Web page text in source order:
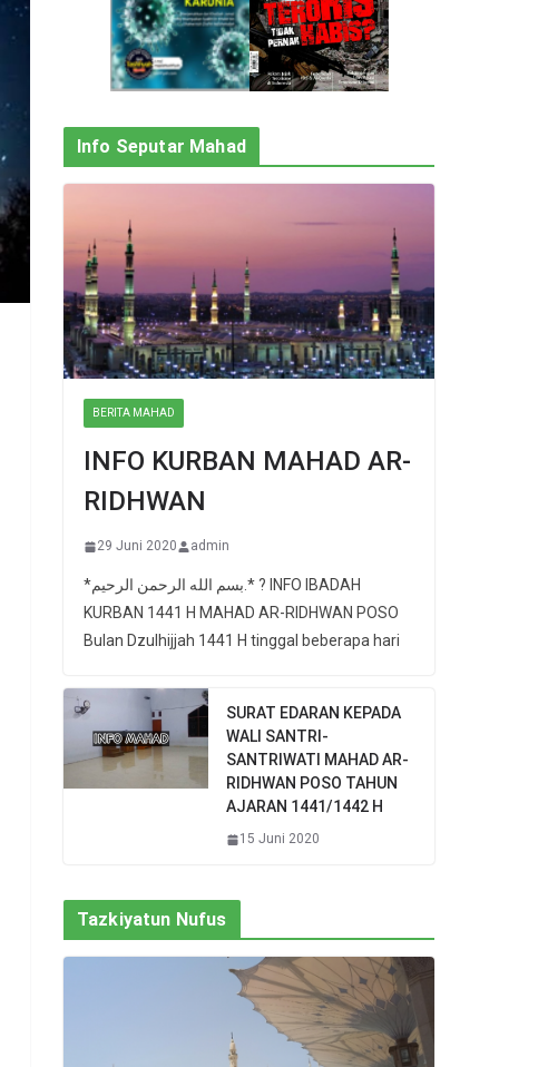
Info Seputar Mahad
BERITA MAHAD
INFO KURBAN MAHAD AR-
RIDHWAN
29 Juni 2020 admin
*بسم الله الرحمن الرحيم.* ? INFO IBADAH
KURBAN 1441 H MAHAD AR-RIDHWAN POSO
Bulan Dzulhijjah 1441 H tinggal beberapa hari
SURAT EDARAN KEPADA
WALI SANTRI-
SANTRIWATI MAHAD AR-
RIDHWAN POSO TAHUN
AJARAN 1441/1442 H
15 Juni 2020
Tazkiyatun Nufus